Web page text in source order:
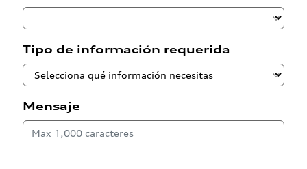
Tipo de información requerida
Mensaje